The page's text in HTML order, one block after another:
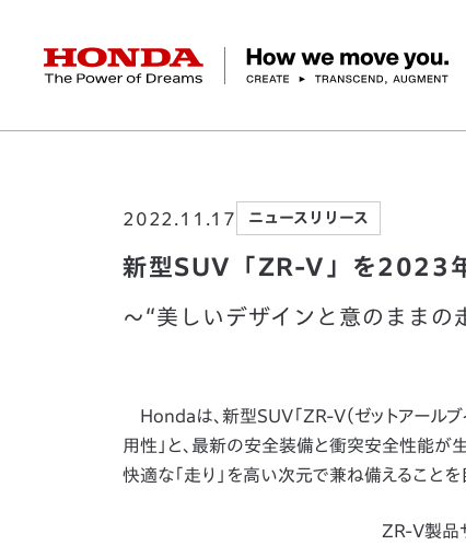
HONDA The Power of Dreams
経営方針 会社概要 ヒストリー
パワープロダクツ マリン
デザイン オープンイノベーシ
Honda Report 環境 社会
財務・業績情報 株式・債券情報
新型SUV「ZR-V
2022.11.17 ニュースリリース
新型SUV「ZR-V」を2023
～“美しいデザインと意のままの
Hondaは、新型SUV「ZR-V（ゼットアール
用性」と、最新の安全装備と衝突安全性能が
快適な「走り」を高い次元で兼ね備えることを
ZR-V製品